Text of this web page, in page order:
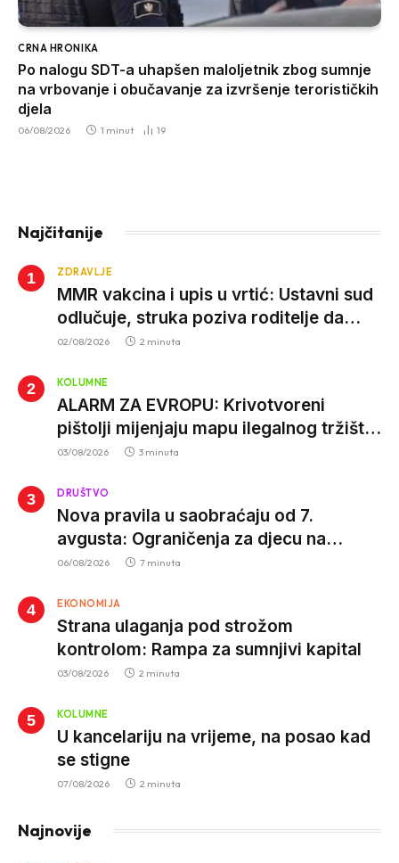
CRNA HRONIKA
Po nalogu SDT-a uhapšen maloljetnik zbog sumnje
na vrbovanje i obučavanje za izvršenje terorističkih
djela
06/08/2026 1 minut 19
Najčitanije
ZDRAVLJE
MMR vakcina i upis u vrtić: Ustavni sud
odlučuje, struka poziva roditelje da
vjeruju nauci
02/08/2026 2 minuta
KOLUMNE
ALARM ZA EVROPU: Krivotvoreni
pištolji mijenjaju mapu ilegalnog tržišta,
istrage ukazuju na proizvodnju van EU
03/08/2026 3 minuta
DRUŠTVO
Nova pravila u saobraćaju od 7.
avgusta: Ograničenja za djecu na
trotinetima i mlade vozače, veće kazne
06/08/2026 7 minuta
EKONOMIJA
Strana ulaganja pod strožom
kontrolom: Rampa za sumnjivi kapital
03/08/2026 2 minuta
KOLUMNE
U kancelariju na vrijeme, na posao kad
se stigne
07/08/2026 2 minuta
Najnovije